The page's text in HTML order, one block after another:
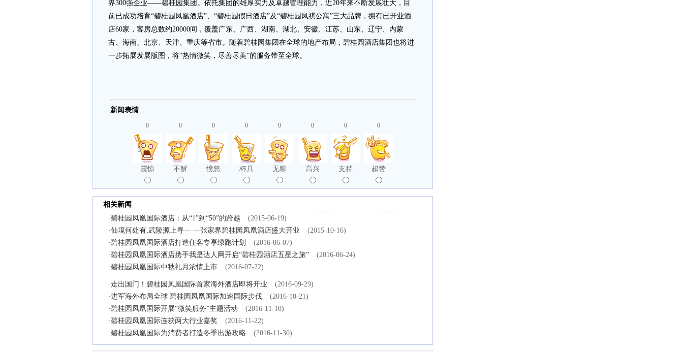
界300强企业——碧桂园集团。依托集团的雄厚实力及卓越管理能力，近20年来不断发展壮大，目
前已成功培育“碧桂园凤凰酒店”、“碧桂园假日酒店”及“碧桂园凤祺公寓”三大品牌，拥有已开业酒
店60家，客房总数约20000间，覆盖广东、广西、湖南、湖北、安徽、江苏、山东、辽宁、内蒙
古、海南、北京、天津、重庆等省市。随着碧桂园集团在全球的地产布局，碧桂园酒店集团也将进
一步拓展发展版图，将“热情微笑，尽善尽美”的服务带至全球。
新闻表情
0
震惊
0
不解
0
愤怒
0
杯具
0
无聊
0
高兴
0
支持
0
超赞
相关新闻
·碧桂园凤凰国际酒店：从“1”到“50”的跨越
(2015-06-19)
·仙境何处有,武陵源上寻— —张家界碧桂园凤凰酒店盛大开业
(2015-10-16)
·碧桂园凤凰国际酒店打造住客专享绿跑计划
(2016-06-07)
·碧桂园凤凰国际酒店携手我是达人网开启“碧桂园酒店五星之旅”
(2016-06-24)
·碧桂园凤凰国际中秋礼月浓情上市 (2016-07-22)
· 走出国门！碧桂园凤凰国际首家海外酒店即将开业
(2016-09-29)
·进军海外布局全球 碧桂园凤凰国际加速国际步伐
(2016-10-21)
·碧桂园凤凰国际开展“微笑服务”主题活动
(2016-11-10)
·碧桂园凤凰国际连获两大行业嘉奖
(2016-11-22)
·碧桂园凤凰国际为消费者打造冬季出游攻略 (2016-11-30)